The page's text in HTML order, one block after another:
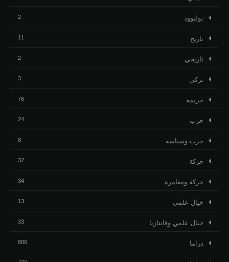
بوليوود 2
تاريخ 11
تاريخي 2
تركي 3
جريمة 76
حرب 24
حرب وسياسة 8
حركة 32
حركة ومغامرة 34
خيال علمي 13
خيال علمي وفانتازيا 33
دراما 806